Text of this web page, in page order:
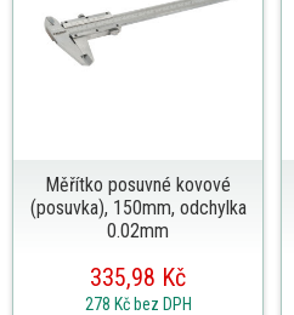
Měřítko posuvné kovové
(posuvka), 150mm, odchylka
0.02mm
335,98 Kč
278 Kč bez DPH